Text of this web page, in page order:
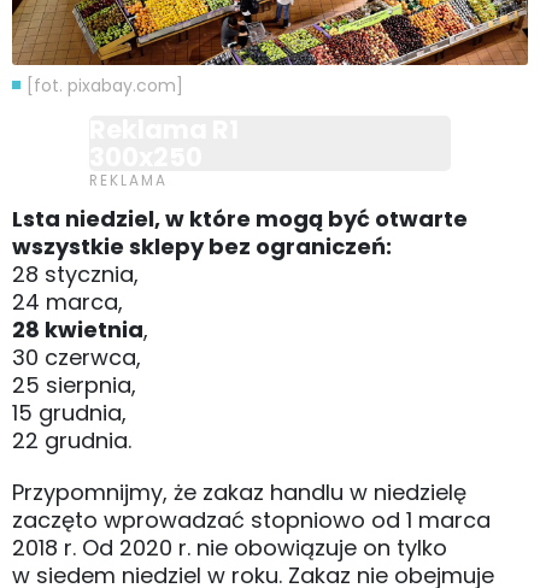
[fot. pixabay.com]
Lsta niedziel, w które mogą być otwarte
wszystkie sklepy bez ograniczeń:
28 stycznia,
24 marca,
28 kwietnia,
30 czerwca,
25 sierpnia,
15 grudnia,
22 grudnia.
Przypomnijmy, że zakaz handlu w niedzielę
zaczęto wprowadzać stopniowo od 1 marca
2018 r. Od 2020 r. nie obowiązuje on tylko
w siedem niedziel w roku. Zakaz nie obejmuje